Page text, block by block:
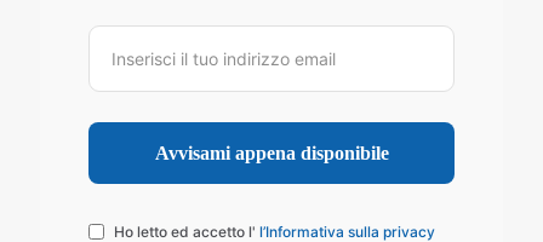
Ho letto ed accetto l' l’Informativa sulla privacy